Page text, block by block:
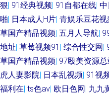
狠| 91经典视频| 91自都在线|
啪| 日本成人H片| 青娱乐豆花视
草国产精品视频| 五月人导航|
地址| 草莓视频91 | 综合性交网|
草国产精品视频| 97殴美资源
虎人妻影院| 日本乱视频| 91视
福利在| ts色av| 欧日色网| 九九